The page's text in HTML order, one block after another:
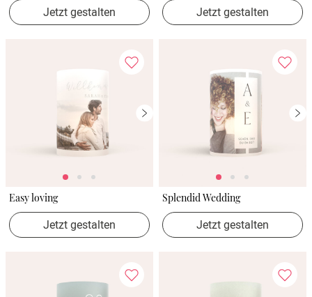
Jetzt gestalten Jetzt gestalten
Easy loving
Jetzt gestalten
Splendid Wedding
Jetzt gestalten